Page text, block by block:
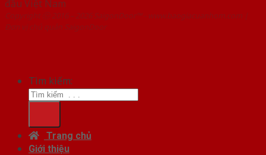
đầu Việt Nam
Copyright ⓒ 2016 – 2026 SaigonDoor™ - www.baogiacuanhom.com |
Đơn vị chủ quản SaigonDoor
Tìm kiếm:
Trang chủ
Giới thiệu